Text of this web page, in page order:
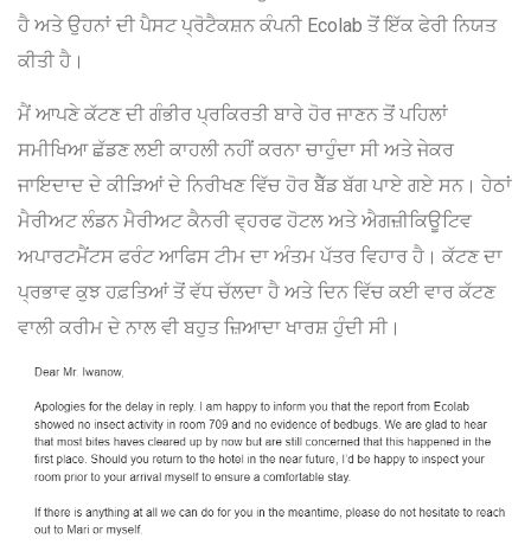
ਹੈ ਅਤੇ ਉਹਨਾਂ ਦੀ ਪੈਸਟ ਪ੍ਰੋਟੈਕਸ਼ਨ ਕੰਪਨੀ Ecolab ਤੋਂ ਇੱਕ ਫੇਰੀ ਨਿਯਤ
ਕੀਤੀ ਹੈ।
ਮੈਂ ਆਪਣੇ ਕੱਟਣ ਦੀ ਗੰਭੀਰ ਪ੍ਰਕਿਰਤੀ ਬਾਰੇ ਹੋਰ ਜਾਣਨ ਤੋਂ ਪਹਿਲਾਂ
ਸਮੀਖਿਆ ਛੱਡਣ ਲਈ ਕਾਹਲੀ ਨਹੀਂ ਕਰਨਾ ਚਾਹੁੰਦਾ ਸੀ ਅਤੇ ਜੇਕਰ
ਜਾਇਦਾਦ ਦੇ ਕੀੜਿਆਂ ਦੇ ਨਿਰੀਖਣ ਵਿੱਚ ਹੋਰ ਬੈੱਡ ਬੱਗ ਪਾਏ ਗਏ ਸਨ। ਹੇਠਾਂ
ਮੈਰੀਅਟ ਲੰਡਨ ਮੈਰੀਅਟ ਕੈਨਰੀ ਵ੍ਹਰਫ ਹੋਟਲ ਅਤੇ ਐਗਜ਼ੀਕਿਊਟਿਵ
ਅਪਾਰਟਮੈਂਟਸ ਫਰੰਟ ਆਫਿਸ ਟੀਮ ਦਾ ਅੰਤਮ ਪੱਤਰ ਵਿਹਾਰ ਹੈ। ਕੱਟਣ ਦਾ
ਪ੍ਰਭਾਵ ਕੁਝ ਹਫ਼ਤਿਆਂ ਤੋਂ ਵੱਧ ਚੱਲਦਾ ਹੈ ਅਤੇ ਦਿਨ ਵਿੱਚ ਕਈ ਵਾਰ ਕੱਟਣ
ਵਾਲੀ ਕਰੀਮ ਦੇ ਨਾਲ ਵੀ ਬਹੁਤ ਜ਼ਿਆਦਾ ਖਾਰਸ਼ ਹੁੰਦੀ ਸੀ।